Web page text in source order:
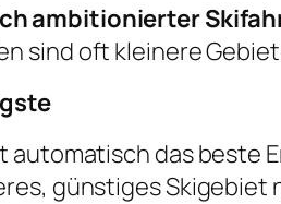
ambitionierter
sind oft kleinere
das beste
günstiges Skigebiet